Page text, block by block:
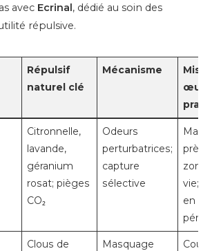
avec Ecrinal, dédié au soin des
répulsive.
Répulsif
naturel clé
Mécanisme
Mise
Citronnelle,
lavande,
géranium
rosat; pièges
CO₂
Odeurs
perturbatrices;
capture
sélective
près
vie;
en
Clous de
Masquage